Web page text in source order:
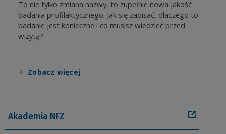
To nie tylko zmiana nazwy, to zupełnie nowa jakość
badania profilaktycznego. Jak się zapisać, dlaczego to
badanie jest konieczne i co musisz wiedzieć przed
wizytą?
Zobacz więcej
Akademia NFZ